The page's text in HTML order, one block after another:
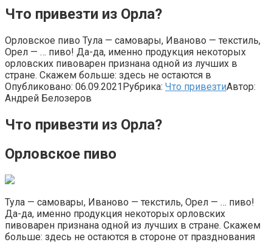
Что привезти из Орла?
Орловское пиво Тула — самовары, Иваново — текстиль,
Орел — … пиво! Да-да, именно продукция некоторых
орловских пивоварен признана одной из лучших в
стране. Скажем больше: здесь не остаются в
Опубликовано: 06.09.2021Рубрика: Что привезтиАвтор:
Андрей Белозеров
Что привезти из Орла?
Орловское пиво
Тула — самовары, Иваново — текстиль, Орел — … пиво!
Да-да, именно продукция некоторых орловских
пивоварен признана одной из лучших в стране. Скажем
больше: здесь не остаются в стороне от празднования